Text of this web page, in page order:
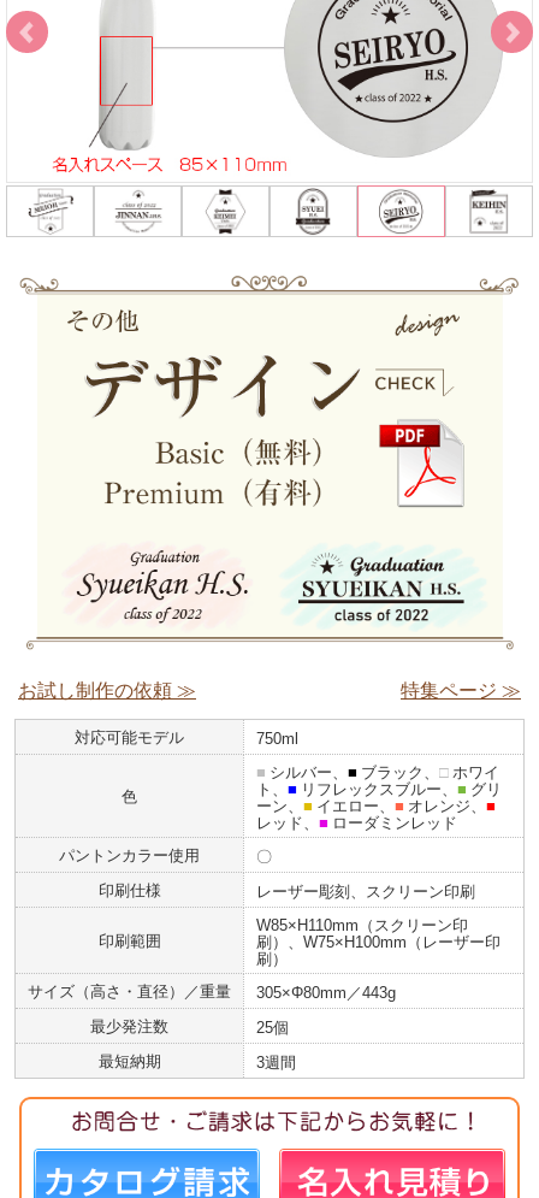
お試し制作の依頼 ≫ 特集ページ ≫
対応可能モデル 750ml
色
■ シルバー、 ■ ブラック、 □ ホワイ
ト、 ■ リフレックスブルー、 ■ グリ
ーン、 ■ イエロー、 ■ オレンジ、 ■
レッド、 ■ ローダミンレッド
パントンカラー使用
〇
印刷仕様
レーザー彫刻、スクリーン印刷
印刷範囲
W85×H110mm（スクリーン印
刷）、W75×H100mm（レーザー印
刷）
サイズ（高さ・直径）／重量
305×Φ80mm／443g
最少発注数
25個
最短納期
3週間